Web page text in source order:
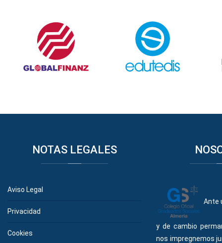
NOTASLEGALES
Aviso Legal
Privacidad
Cookies
Ante
y de cambio
nos impregnemos